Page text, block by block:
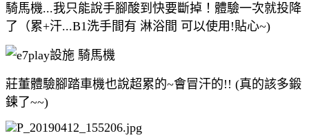
騎馬機...我只能說手腳酸到快要斷掉！體驗一次就投降
了（累+汗...B1洗手間有 淋浴間 可以使用!貼心~)
莊董體驗腳踏車機也說超累的~會冒汗的!! (真的該多鍛
鍊了~~)